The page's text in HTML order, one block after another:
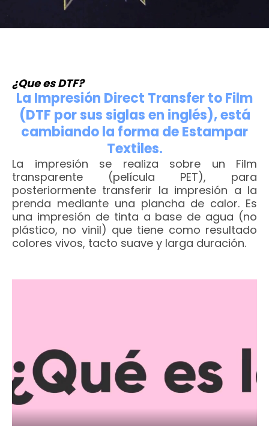
¿Que es DTF?
La Impresión Direct Transfer to Film
(DTF por sus siglas en inglés), está
cambiando la forma de Estampar
Textiles.
La impresión se realiza sobre un Film
transparente (película PET), para
posteriormente transferir la impresión a la
prenda mediante una plancha de calor. Es
una impresión de tinta a base de agua (no
plástico, no vinil) que tiene como resultado
colores vivos, tacto suave y larga duración.